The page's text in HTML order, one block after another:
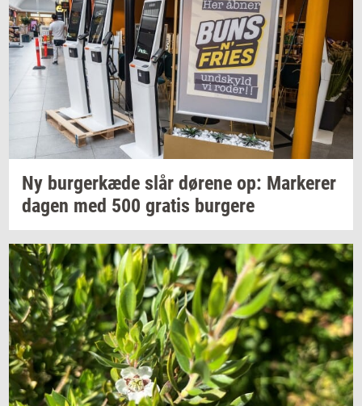
Ny bur­ger­kæ­de slår dø­re­ne op: Mar­ke­rer
dagen med 500 gra­tis bur­ge­re